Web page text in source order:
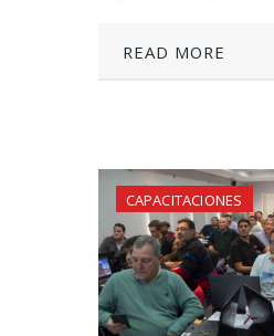
READ MORE
CAPACITACIONES